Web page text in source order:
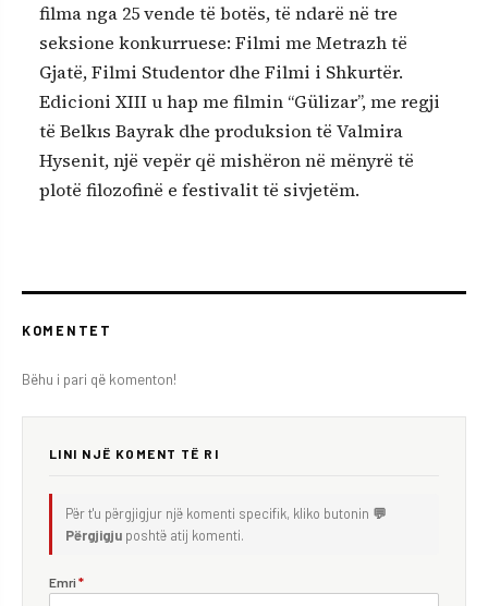
filma nga 25 vende të botës, të ndarë në tre
seksione konkurruese: Filmi me Metrazh të
Gjatë, Filmi Studentor dhe Filmi i Shkurtër.
Edicioni XIII u hap me filmin “Gülizar”, me regji
të Belkıs Bayrak dhe produksion të Valmira
Hysenit, një vepër që mishëron në mënyrë të
plotë filozofinë e festivalit të sivjetëm.
KOMENTET
Bëhu i pari që komenton!
LINI NJË KOMENT TË RI
Për t'u përgjigjur një komenti specifik, kliko butonin 💬
Përgjigju poshtë atij komenti.
Emri *